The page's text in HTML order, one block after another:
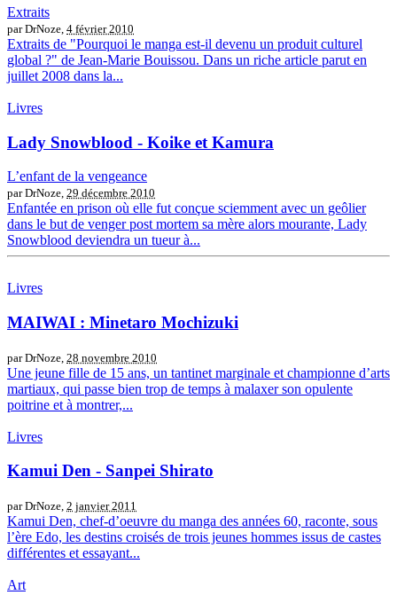
Extraits
par DrNoze, 4 février 2010
Extraits de "Pourquoi le manga est-il devenu un produit culturel
global ?" de Jean-Marie Bouissou. Dans un riche article parut en
juillet 2008 dans la...
Livres
Lady Snowblood - Koike et Kamura
L’enfant de la vengeance
par DrNoze, 29 décembre 2010
Enfantée en prison où elle fut conçue sciemment avec un geôlier
dans le but de venger post mortem sa mère alors mourante, Lady
Snowblood deviendra un tueur à...
Livres
MAIWAI : Minetaro Mochizuki
par DrNoze, 28 novembre 2010
Une jeune fille de 15 ans, un tantinet marginale et championne d’arts
martiaux, qui passe bien trop de temps à malaxer son opulente
poitrine et à montrer,...
Livres
Kamui Den - Sanpei Shirato
par DrNoze, 2 janvier 2011
Kamui Den, chef-d’oeuvre du manga des années 60, raconte, sous
l’ère Edo, les destins croisés de trois jeunes hommes issus de castes
différentes et essayant...
Art